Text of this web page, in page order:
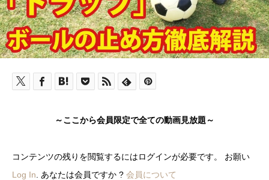
～ここから会員限定で全ての動画見放題～
コンテンツの残りを閲覧するにはログインが必要です。 お願い
Log In . あなたは会員ですか ? 会員について